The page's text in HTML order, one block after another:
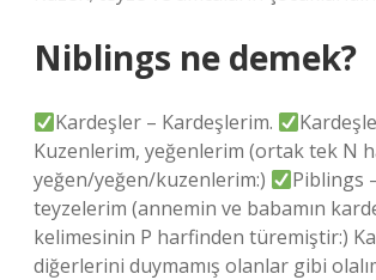
Niblings ne demek?
Kardeşler – Kardeşlerim.
Kuzenlerim, yeğenlerim (ortak tek N
yeğen/yeğen/kuzenlerim:)
Piblings
teyzelerim (annemin ve babamın
kelimesinin P harfinden türemiştir:)
diğerlerini duymamış olanlar gibi